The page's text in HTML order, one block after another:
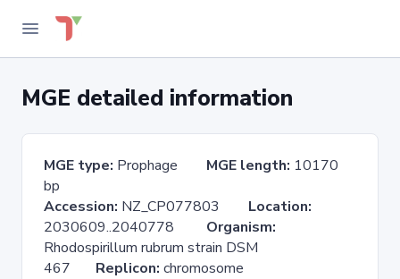
MGE detailed information
MGE type: Prophage MGE length: 10170
bp
Accession: NZ_CP077803 Location:
2030609..2040778 Organism:
Rhodospirillum rubrum strain DSM
467 Replicon: chromosome